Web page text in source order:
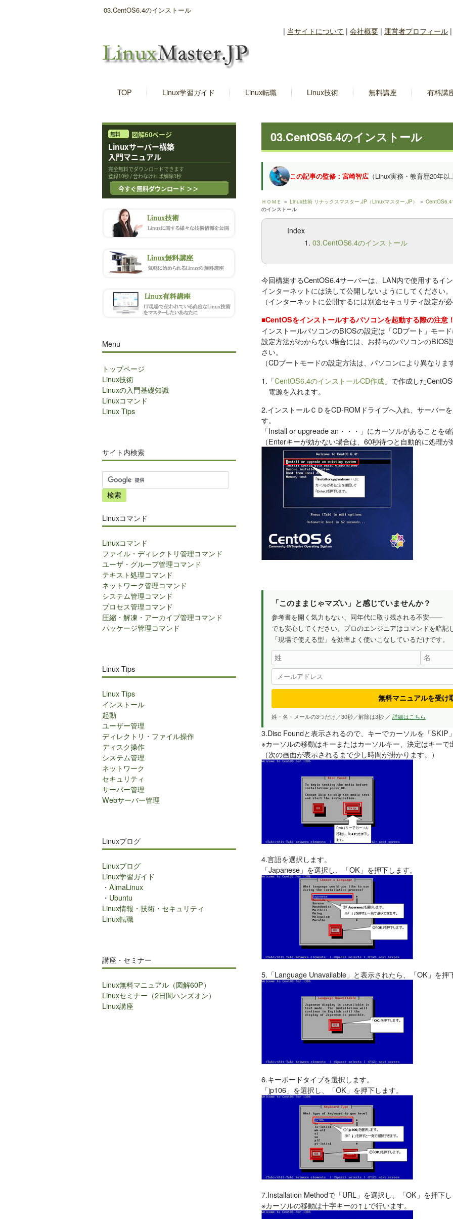
03.CentOS6.4のインストール
| 当サイトについて | 会社概要 | 運営者プロフィール |
TOP Linux学習ガイド Linux転職 Linux技術 無料講座 有料講
03.CentOS6.4のインストール
この記事の監修：宮崎智広（Linux実務・教育歴20年以
ＨＯＭＥ ＞ Linux技術 リナックスマスター.JP（Linuxマスター.JP） ＞ CentOS6.4
のインストール
Index
03.CentOS6.4のインストール
今回構築するCentOS6.4サーバーは、LAN内で使用するイン
インターネットには決して公開しないようにしてください。
（インターネットに公開するには別途セキュリティ設定が
■CentOSをインストールするパソコンを起動する際の注意！
インストールパソコンのBIOSの設定は「CDブート」モード
設定方法がわからない場合には、お持ちのパソコンの
さい。
（CDブートモードの設定方法は、パソコンにより異なりま
1.「CentOS6.4のインストールCD作成 」で作成した
電源を入れます。
2.インストールＣＤをCD-ROMドライブへ入れ、サーバー
す。
「Install or upgreade an・・・」にカーソルがあることを
（Enterキーが効かない場合は、60秒待つと自動的に処理が
「このままじゃマズい」と感じていませんか？
参考書を開く気力もない、同年代に取り残される不安——
でも安心してください。プロのエンジニアはコマンドを暗記
「現場で使える型」を効率よく使いこなしているだけです。
無料マニュアルを受け
姓・名・メールの3つだけ／30秒／解除は3秒 ／ 詳細はこちら
3.Disc Foundと表示されるので、 キーでカーソルを「SKIP
※カーソルの移動はキーまたはカーソルキー、決定はキーで
（次の画面が表示されるまで少し時間が掛かります。）
4.言語を選択します。
「Japanese」を選択し、「OK」を押下します。
5.「Language Unavailable」と表示されたら、「OK」を押
6.キーボードタイプを選択します。
「jp106」を選択し、「OK」を押下します。
7.Installation Methodで「URL」を選択し、「OK」を押下し
※カーソルの移動は十字キーの↑↓で行います。
Menu
トップページ
Linux技術
Linuxの入門基礎知識
Linuxコマンド
Linux Tips
サイト内検索
サ
イ
ト
検
索
Linuxコマンド
Linuxコマンド
ファイル・ディレクトリ管理コマンド
ユーザ・グループ管理コマンド
テキスト処理コマンド
ネットワーク管理コマンド
システム管理コマンド
プロセス管理コマンド
圧縮・解凍・アーカイブ管理コマンド
パッケージ管理コマンド
Linux Tips
Linux Tips
インストール
起動
ユーザー管理
ディレクトリ・ファイル操作
ディスク操作
システム管理
ネットワーク
セキュリティ
サーバー管理
Webサーバー管理
Linuxブログ
Linuxブログ
Linux学習ガイド
・ AlmaLinux
・ Ubuntu
Linux情報・技術・セキュリティ
Linux転職
講座・セミナー
Linux無料マニュアル（図解60P）
Linuxセミナー（2日間ハンズオン）
Linux講座